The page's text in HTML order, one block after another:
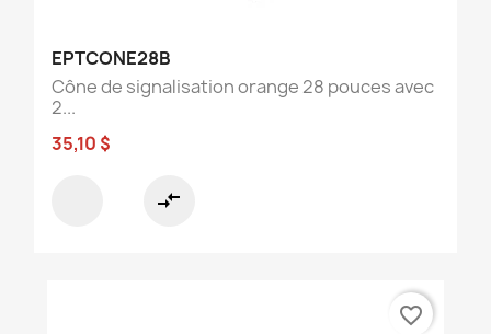
EPTCONE28B
Cône de signalisation orange 28 pouces avec
2...
35,10 $
compare_arrows
favorite_border